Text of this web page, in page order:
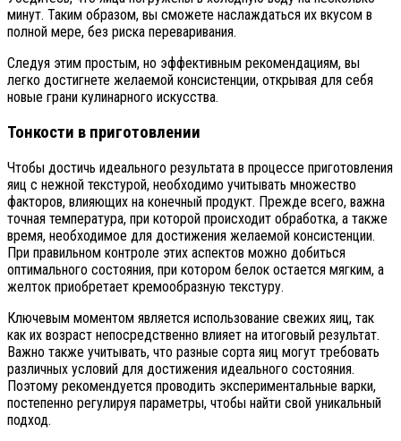
минут. Таким образом, вы сможете наслаждаться их вкусом в
полной мере, без риска переваривания.
Следуя этим простым, но эффективным рекомендациям, вы
легко достигнете желаемой консистенции, открывая для себя
новые грани кулинарного искусства.
Тонкости в приготовлении
Чтобы достичь идеального результата в процессе приготовления
яиц с нежной текстурой, необходимо учитывать множество
факторов, влияющих на конечный продукт. Прежде всего, важна
точная температура, при которой происходит обработка, а также
время, необходимое для достижения желаемой консистенции.
При правильном контроле этих аспектов можно добиться
оптимального состояния, при котором белок остается мягким, а
желток приобретает кремообразную текстуру.
Ключевым моментом является использование свежих яиц, так
как их возраст непосредственно влияет на итоговый результат.
Важно также учитывать, что разные сорта яиц могут требовать
различных условий для достижения идеального состояния.
Поэтому рекомендуется проводить экспериментальные варки,
постепенно регулируя параметры, чтобы найти свой уникальный
подход.